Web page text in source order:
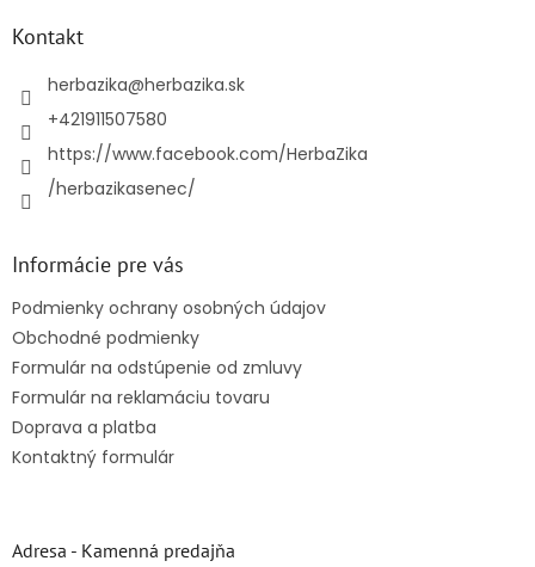
Kontakt
herbazika@herbazika.sk
+421911507580
https://www.facebook.com/HerbaZika
/herbazikasenec/
Informácie pre vás
Podmienky ochrany osobných údajov
Obchodné podmienky
Formulár na odstúpenie od zmluvy
Formulár na reklamáciu tovaru
Doprava a platba
Kontaktný formulár
Adresa - Kamenná predajňa